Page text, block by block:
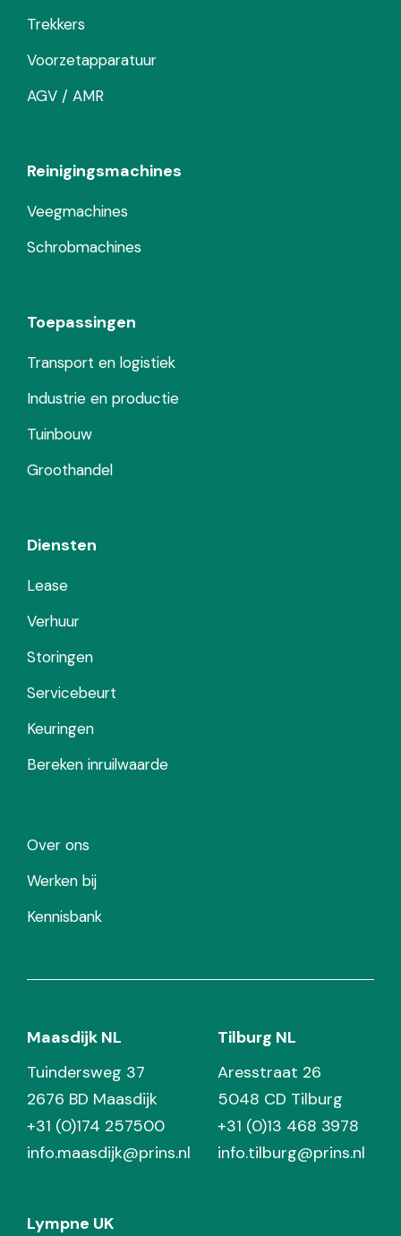
Trekkers
Voorzetapparatuur
AGV / AMR
Reinigingsmachines
Veegmachines
Schrobmachines
Toepassingen
Transport en logistiek
Industrie en productie
Tuinbouw
Groothandel
Diensten
Lease
Verhuur
Storingen
Servicebeurt
Keuringen
Bereken inruilwaarde
Over ons
Werken bij
Kennisbank
Maasdijk NL
Tuindersweg 37
2676 BD Maasdijk
+31 (0)174 257500
info.maasdijk@prins.nl
Tilburg NL
Aresstraat 26
5048 CD Tilburg
+31 (0)13 468 3978
info.tilburg@prins.nl
Lympne UK